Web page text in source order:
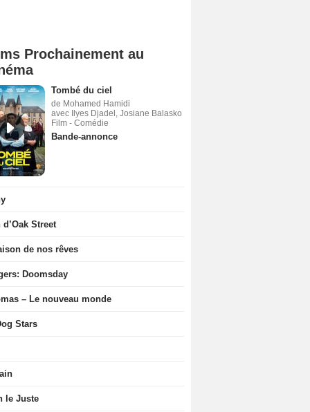
Prochainement au
Tombé du ciel
de Mohamed Hamidi
avec Ilyes Djadel, Josiane Balasko
Film - Comédie
Bande-annonce
d’Oak Street
de nos rêves
Doomsday
– Le nouveau monde
Stars
le Juste